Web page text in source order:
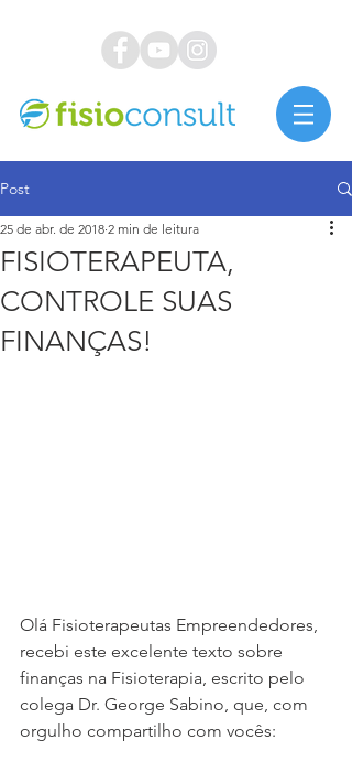
Post
FISIOTERAPEUTA,
CONTROLE SUAS
FINANÇAS!
25 de abr. de 2018 2 min de leitura
Olá Fisioterapeutas Empreendedores,
recebi este excelente texto sobre
finanças na Fisioterapia, escrito pelo
colega Dr. George Sabino, que, com
orgulho compartilho com vocês: